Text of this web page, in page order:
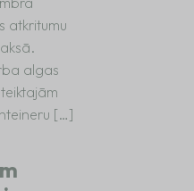
atkritumu
algas
[…]